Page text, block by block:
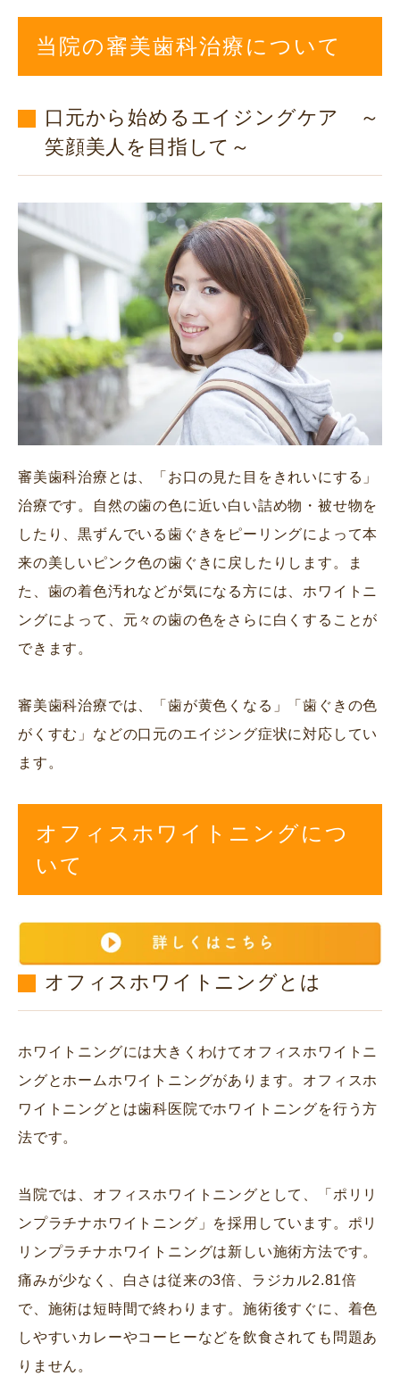
当院の審美歯科治療について
口元から始めるエイジングケア ～
笑顔美人を目指して～
審美歯科治療とは、「お口の見た目をきれいにする」
治療です。自然の歯の色に近い白い詰め物・被せ物を
したり、黒ずんでいる歯ぐきをピーリングによって本
来の美しいピンク色の歯ぐきに戻したりします。ま
た、歯の着色汚れなどが気になる方には、ホワイトニ
ングによって、元々の歯の色をさらに白くすることが
できます。
審美歯科治療では、「歯が黄色くなる」「歯ぐきの色
がくすむ」などの口元のエイジング症状に対応してい
ます。
オフィスホワイトニングにつ
いて
オフィスホワイトニングとは
ホ ワイトニングには大きくわけてオフィスホワイトニ
ングとホームホワイトニングがあります。オフィスホ
ワイトニングとは歯科医院でホワイトニングを行う方
法です。
当院では、オフィスホワイトニングとして、「ポリリ
ンプラチナホワイトニング」を採用しています。ポリ
リンプラチナホワイトニングは新しい施術方法です。
痛みが少なく、白さは従来の3倍、ラジカル2.81倍
で、施術は短時間で終わります。施術後すぐに、着色
しやすいカレーやコーヒーなどを飲食されても問題あ
りません。